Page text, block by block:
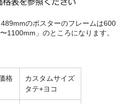
のポスターのフレームは600
1100mm」のところになります。
格
カスタムサイズ
タテ+ヨコ